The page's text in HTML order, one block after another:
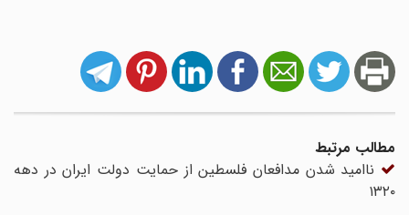
مطالب مرتبط
ناامید شدن مدافعان فلسطین از حمایت دولت ایران در دهه
۱۳۲۰